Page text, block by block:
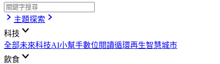
主題探索
科技
全部未來科技AI小幫手數位閱讀循環再生智慧城市
飲食